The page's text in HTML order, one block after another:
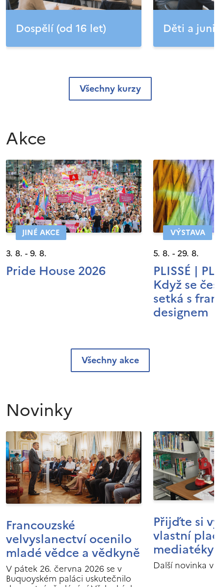
Dospělí (od 16 let) Děti a
Všechny kurzy
Akce
JINÉ AKCE
3. 8. - 9. 8.
Pride House 2026
VÝSTAVA
5. 8. - 29. 8.
PLISSÉ |
Když se
setká s
designem
Všechny akce
Novinky
Francouzské
velvyslanectví ocenilo
mladé vědce a vědkyně
V pátek 26. června 2026 se v
Buquoyském paláci uskutečnilo
Přijďte si
vlastní
mediatéky
Další novinka v